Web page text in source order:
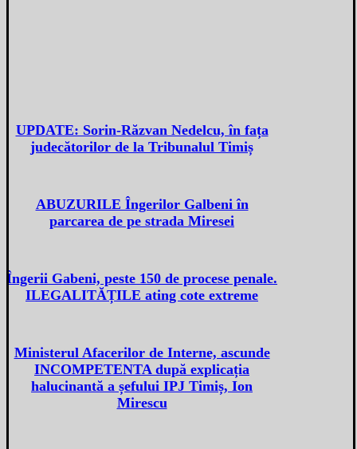
UPDATE: Sorin-Răzvan Nedelcu, în fața
judecătorilor de la Tribunalul Timiș
ABUZURILE Îngerilor Galbeni în
parcarea de pe strada Miresei
Îngerii Gabeni, peste 150 de procese penale.
ILEGALITĂȚILE ating cote extreme
Ministerul Afacerilor de Interne, ascunde
INCOMPETENTA după explicația
halucinantă a șefului IPJ Timiș, Ion
Mirescu